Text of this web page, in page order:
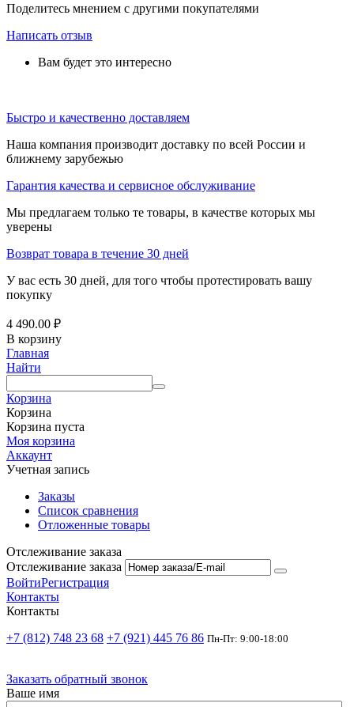
Поделитесь мнением с другими покупателями
Написать отзыв
Вам будет это интересно
Быстро и качественно доставляем
Наша компания производит доставку по всей России и
ближнему зарубежью
Гарантия качества и сервисное обслуживание
Мы предлагаем только те товары, в качестве которых мы
уверены
Возврат товара в течение 30 дней
У вас есть 30 дней, для того чтобы протестировать вашу
покупку
4 490.00 ₽
В корзину
Главная
Найти
Корзина
Корзина
Корзина пуста
Моя корзина
Аккаунт
Учетная запись
Заказы
Список сравнения
Отложенные товары
Отслеживание заказа
Отслеживание заказа
ВойтиРегистрация
Контакты
Контакты
+7 (812) 748 23 68 +7 (921) 445 76 86 Пн-Пт: 9:00-18:00
Заказать обратный звонок
Ваше имя